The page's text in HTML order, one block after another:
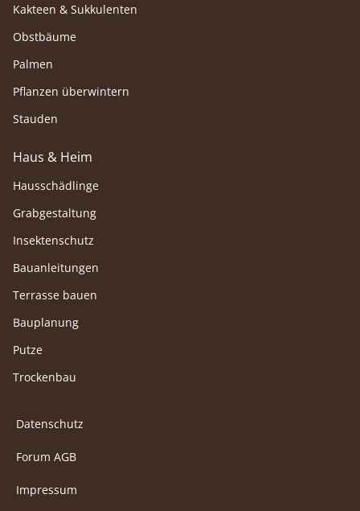
Kakteen & Sukkulenten
Obstbäume
Palmen
Pflanzen überwintern
Stauden
Haus & Heim
Hausschädlinge
Grabgestaltung
Insektenschutz
Bauanleitungen
Terrasse bauen
Bauplanung
Putze
Trockenbau
Datenschutz
Forum AGB
Impressum